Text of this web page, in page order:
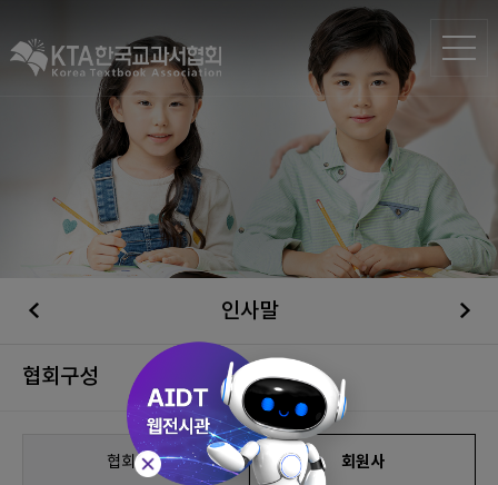
인사말
협회구성
협회구성 회원사